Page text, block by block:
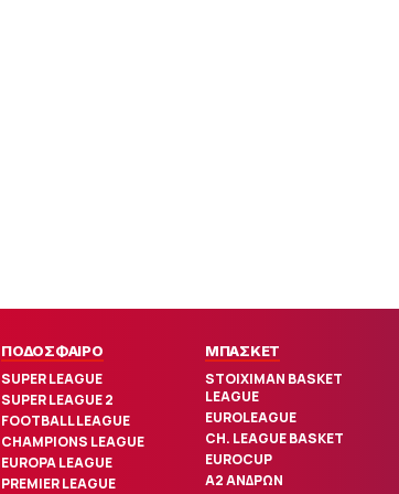
ΠΟΔΟΣΦΑΙΡΟ
SUPER LEAGUE
SUPER LEAGUE 2
FOOTBALL LEAGUE
CHAMPIONS LEAGUE
EUROPA LEAGUE
PREMIER LEAGUE
ΜΠΑΣΚΕΤ
STOIXIMAN BASKET
LEAGUE
EUROLEAGUE
CH. LEAGUE BASKET
EUROCUP
Α2 ΑΝΔΡΩΝ